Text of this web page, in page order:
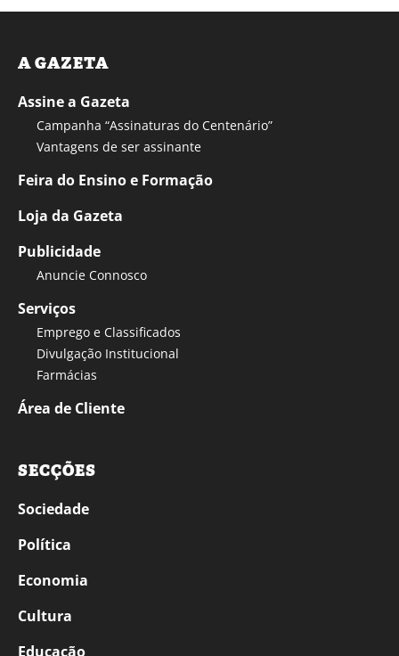
A GAZETA
Assine a Gazeta
Campanha “Assinaturas do Centenário”
Vantagens de ser assinante
Feira do Ensino e Formação
Loja da Gazeta
Publicidade
Anuncie Connosco
Serviços
Emprego e Classificados
Divulgação Institucional
Farmácias
Área de Cliente
SECÇÕES
Sociedade
Política
Economia
Cultura
Educação